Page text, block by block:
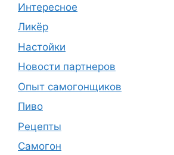
Интересное
Ликёр
Настойки
Новости партнеров
Опыт самогонщиков
Пиво
Рецепты
Самогон